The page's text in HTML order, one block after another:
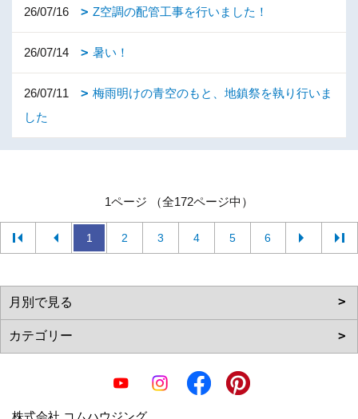
26/07/16 Z空調の配管工事を行いました！
26/07/14 暑い！
26/07/11
梅雨明けの青空のもと、地鎮祭を執り行いま
した
1ページ （全172ページ中）
1 2 3 4 5 6